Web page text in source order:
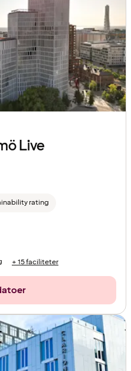
Live
rating
+ 15 faciliteter